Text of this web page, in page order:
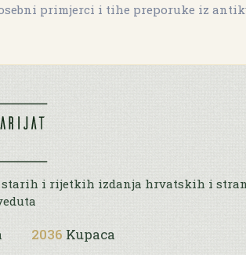
primjerci i tihe preporuke iz
starih i rijetkih izdanja hrvatskih i
2036 Kupaca